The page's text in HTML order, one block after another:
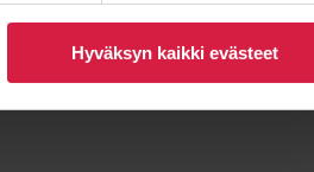
Hyväksyn kaikki evästeet